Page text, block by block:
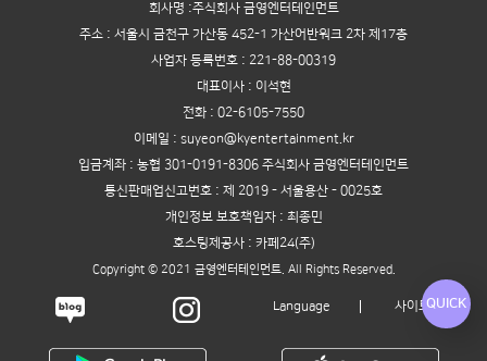
QUICK
회사명 :주식회사 금영엔터테인먼트
주소 : 서울시 금천구 가산동 452-1 가산어반워크 2차 제17층
사업자 등록번호 : 221-88-00319
대표이사 : 이석현
전화 : 02-6105-7550
이메일 : suyeon@kyentertainment.kr
입금계좌 : 농협 301-0191-8306 주식회사 금영엔터테인먼트
통신판매업신고번호 : 제 2019 - 서울용산 - 0025호
개인정보 보호책임자 : 최종민
호스팅제공사 : 카페24(주)
Copyright © 2021 금영엔터테인먼트. All Rights Reserved.
Language 사이트맵